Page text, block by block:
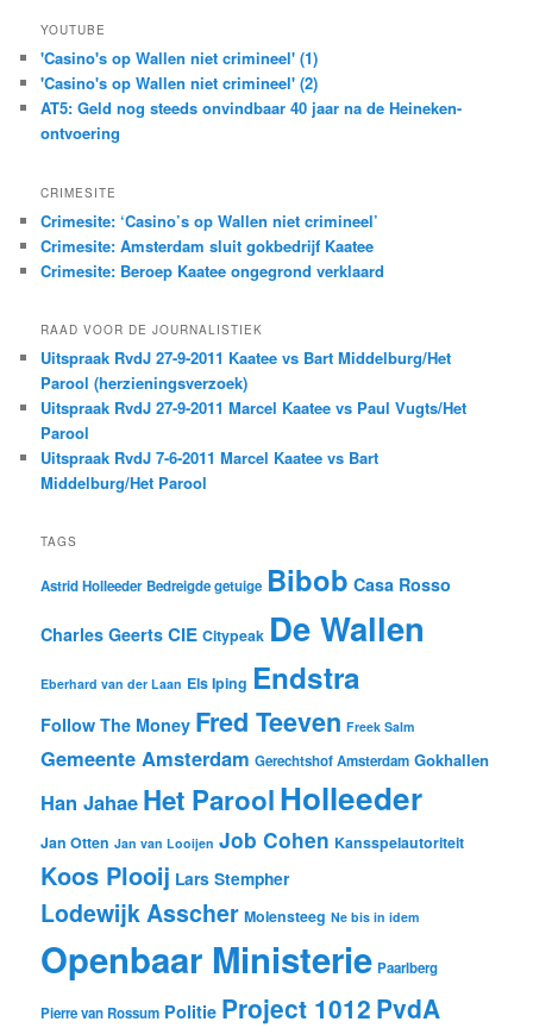
YOUTUBE
'Casino's op Wallen niet crimineel' (1)
'Casino's op Wallen niet crimineel' (2)
AT5: Geld nog steeds onvindbaar 40 jaar na de Heineken-
ontvoering
CRIMESITE
Crimesite: ‘Casino’s op Wallen niet crimineel’
Crimesite: Amsterdam sluit gokbedrijf Kaatee
Crimesite: Beroep Kaatee ongegrond verklaard
RAAD VOOR DE JOURNALISTIEK
Uitspraak RvdJ 27-9-2011 Kaatee vs Bart Middelburg/Het
Parool (herzieningsverzoek)
Uitspraak RvdJ 27-9-2011 Marcel Kaatee vs Paul Vugts/Het
Parool
Uitspraak RvdJ 7-6-2011 Marcel Kaatee vs Bart
Middelburg/Het Parool
TAGS
Astrid Holleeder Bedreigde getuige Bibob Casa Rosso
Charles Geerts CIE Citypeak De Wallen
Eberhard van der Laan Els Iping Endstra
Follow The Money Fred Teeven Freek Salm
Gemeente Amsterdam Gerechtshof Amsterdam Gokhallen
Han Jahae Het ParoolHolleeder
Jan Otten Jan van Looijen Job Cohen Kansspelautoriteit
Koos Plooij Lars Stempher
Lodewijk Asscher Molensteeg Ne bis in idem
Openbaar Ministerie Paarlberg
Pierre van Rossum Politie Project 1012 PvdA